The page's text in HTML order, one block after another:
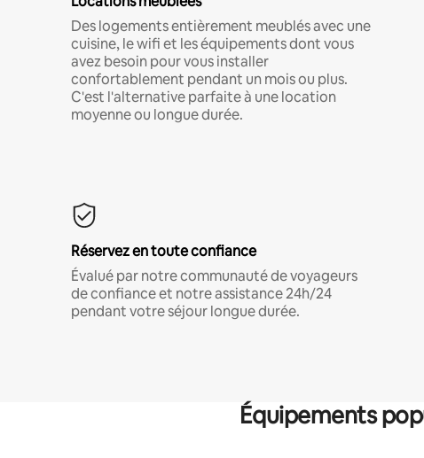
Des logements entièrement meublés avec une
cuisine, le wifi et les équipements dont vous
avez besoin pour vous installer
confortablement pendant un mois ou plus.
C'est l'alternative parfaite à une location
moyenne ou longue durée.
Réservez en toute confiance
Évalué par notre communauté de voyageurs
de confiance et notre assistance 24h/24
pendant votre séjour longue durée.
Équipements